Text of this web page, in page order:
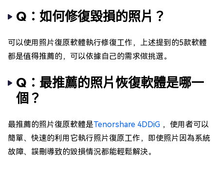
Q：如何修復毀損的照片？
可以使用照片復原軟體執行修復工作，上述提到的5款軟體
都是值得推薦的，可以依據自己的需求做挑選。
Q：最推薦的照片恢復軟體是哪一
個？
最推薦的照片復原軟體是Tenorshare 4DDiG ，使用者可以
簡單、快速的利用它執行照片復原工作，即使照片因為系統
故障、誤刪導致的毀損情況都能輕鬆解決。